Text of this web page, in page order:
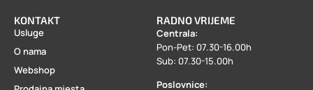
KONTAKT
Usluge
O nama
Webshop
RADNO VRIJEME
Centrala:
Pon-Pet: 07.30-16.00h
Sub: 07.30-15.00h
Poslovnice: